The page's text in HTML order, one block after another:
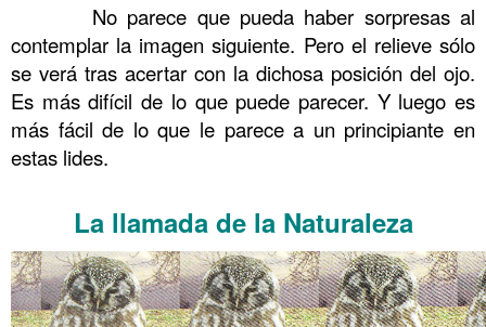
No parece que pueda haber sorpresas al
contemplar la imagen siguiente. Pero el relieve sólo
se verá tras acertar con la dichosa posición del ojo.
Es más difícil de lo que puede parecer. Y luego es
más fácil de lo que le parece a un principiante en
estas lides.
La llamada de la Naturaleza